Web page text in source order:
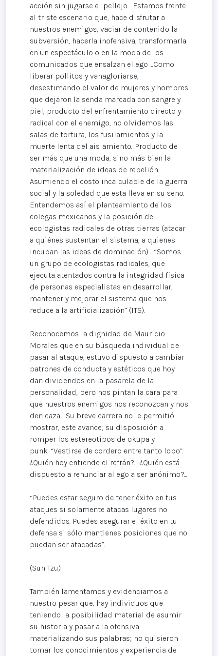
acción sin jugarse el pellejo… Estamos frente
al triste escenario que, hace disfrutar a
nuestros enemigos, vaciar de contenido la
subversión, hacerla inofensiva, transformarla
en un espectáculo o en la moda de los
comunicados que ensalzan el ego …Como
liberar pollitos y vanagloriarse,
desestimando el valor de mujeres y hombres
que dejaron la senda marcada con sangre y
piel, producto del enfrentamiento directo y
radical con el enemigo, no olvidemos las
salas de tortura, los fusilamientos y la
muerte lenta del aislamiento…Producto de
ser más que una moda, sino más bien la
materialización de ideas de rebelión.
Asumiendo el costo incalculable de la guerra
social y la soledad que esta lleva en su seno.
Entendemos así el planteamiento de los
colegas mexicanos y la posición de
ecologistas radicales de otras tierras (atacar
a quiénes sustentan el sistema, a quienes
incuban las ideas de dominación)… “Somos
un grupo de ecologistas radicales, que
ejecuta atentados contra la integridad física
de personas especialistas en desarrollar,
mantener y mejorar el sistema que nos
reduce a la artificialización” (ITS).
Reconocemos la dignidad de Mauricio
Morales que en su búsqueda individual de
pasar al ataque, estuvo dispuesto a cambiar
patrones de conducta y estéticos que hoy
dan dividendos en la pasarela de la
personalidad, pero nos pintan la cara para
que nuestros enemigos nos reconozcan y nos
den caza… Su breve carrera no le permitió
mostrar, este avance; su disposición a
romper los estereotipos de okupa y
punk...“Vestirse de cordero entre tanto lobo”.
¿Quién hoy entiende el refrán?… ¿Quién está
dispuesto a renunciar al ego a ser anónimo?...
“Puedes estar seguro de tener éxito en tus
ataques si solamente atacas lugares no
defendidos. Puedes asegurar el éxito en tu
defensa si sólo mantienes posiciones que no
puedan ser atacadas”.
(Sun Tzu)
También lamentamos y evidenciamos a
nuestro pesar que, hay individuos que
teniendo la posibilidad material de asumir
su historia y pasar a la ofensiva
materializando sus palabras; no quisieron
tomar los conocimientos y experiencia de